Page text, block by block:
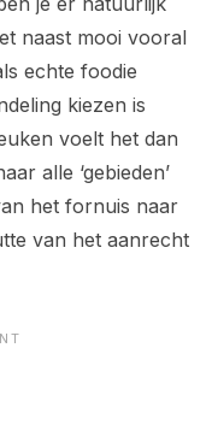
naast mooi vooral
echte foodie
kiezen is
voelt het dan
alle ‘gebieden’
het fornuis naar
van het aanrecht